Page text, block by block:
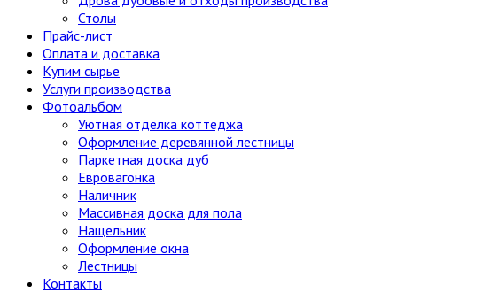
Столы
Прайс-лист
Оплата и доставка
Купим сырье
Услуги производства
Фотоальбом
Уютная отделка коттеджа
Оформление деревянной лестницы
Паркетная доска дуб
Евровагонка
Наличник
Массивная доска для пола
Нащельник
Оформление окна
Лестницы
Контакты